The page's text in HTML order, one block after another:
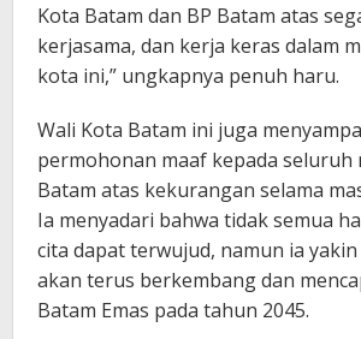
Kota Batam dan BP Batam atas
kerjasama, dan kerja keras dalam
kota ini,” ungkapnya penuh haru.
Wali Kota Batam ini juga
permohonan maaf kepada seluruh
Batam atas kekurangan selama
Ia menyadari bahwa tidak semua
cita dapat terwujud, namun ia
akan terus berkembang dan
Batam Emas pada tahun 2045.